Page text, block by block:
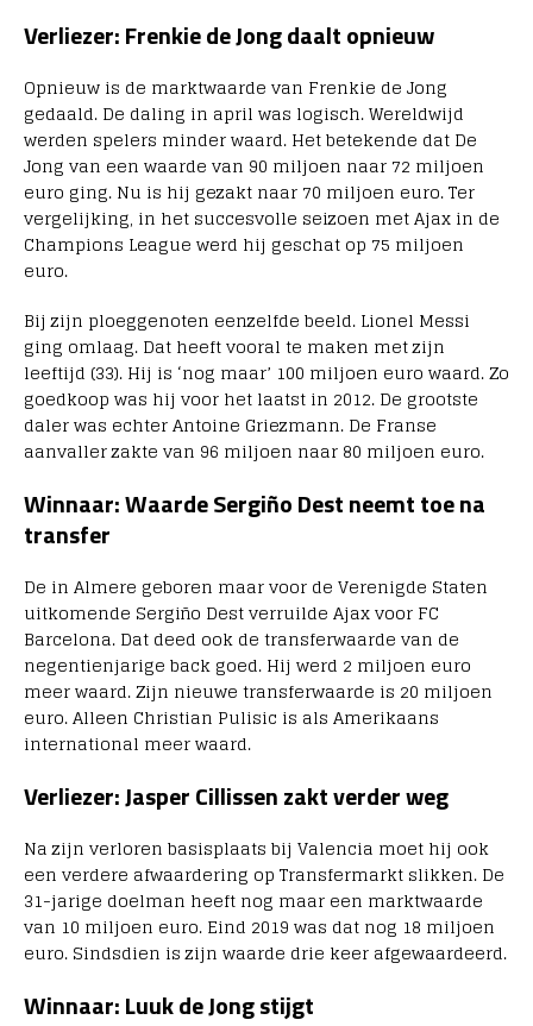
Verliezer: Frenkie de Jong daalt opnieuw
Opnieuw is de marktwaarde van Frenkie de Jong
gedaald. De daling in april was logisch. Wereldwijd
werden spelers minder waard. Het betekende dat De
Jong van een waarde van 90 miljoen naar 72 miljoen
euro ging. Nu is hij gezakt naar 70 miljoen euro. Ter
vergelijking, in het succesvolle seizoen met Ajax in de
Champions League werd hij geschat op 75 miljoen
euro.
Bij zijn ploeggenoten eenzelfde beeld. Lionel Messi
ging omlaag. Dat heeft vooral te maken met zijn
leeftijd (33). Hij is ‘nog maar’ 100 miljoen euro waard. Zo
goedkoop was hij voor het laatst in 2012. De grootste
daler was echter Antoine Griezmann. De Franse
aanvaller zakte van 96 miljoen naar 80 miljoen euro.
Winnaar: Waarde Sergiño Dest neemt toe na
transfer
De in Almere geboren maar voor de Verenigde Staten
uitkomende Sergiño Dest verruilde Ajax voor FC
Barcelona. Dat deed ook de transferwaarde van de
negentienjarige back goed. Hij werd 2 miljoen euro
meer waard. Zijn nieuwe transferwaarde is 20 miljoen
euro. Alleen Christian Pulisic is als Amerikaans
international meer waard.
Verliezer: Jasper Cillissen zakt verder weg
Na zijn verloren basisplaats bij Valencia moet hij ook
een verdere afwaardering op Transfermarkt slikken. De
31-jarige doelman heeft nog maar een marktwaarde
van 10 miljoen euro. Eind 2019 was dat nog 18 miljoen
euro. Sindsdien is zijn waarde drie keer afgewaardeerd.
Winnaar: Luuk de Jong stijgt